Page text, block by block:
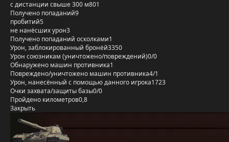
с дистанции свыше 300 м801
Получено попаданий9
пробитий5
не нанёсших урон3
Получено попаданий осколками1
Урон, заблокированный бронёй3350
Урон союзникам (уничтожено/повреждений)0/0
Обнаружено машин противника1
Повреждено/уничтожено машин противника4/1
Урон, нанесённый с помощью данного игрока1723
Очки захвата/защиты базы0/0
Пройдено километров0,8
Закрыть